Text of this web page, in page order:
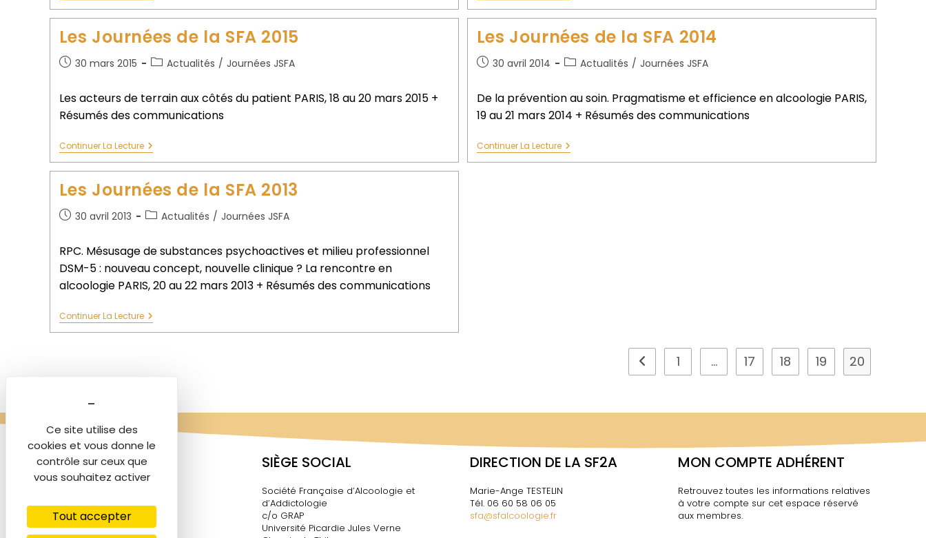
Ce site utilise des
cookies et vous donne le
contrôle sur ceux que
vous souhaitez activer
Tout accepter
Les Journées de la SFA 2015
30 mars 2015 Actualités / Journées JSFA
Les acteurs de terrain aux côtés du patient PARIS, 18 au 20 mars 2015 +
Résumés des communications
Continuer La Lecture
Les Journées de la SFA 2014
30 avril 2014 Actualités / Journées JSFA
De la prévention au soin. Pragmatisme et efficience en alcoologie PARIS,
19 au 21 mars 2014 + Résumés des communications
Continuer La Lecture
Les Journées de la SFA 2013
30 avril 2013 Actualités / Journées JSFA
RPC. Mésusage de substances psychoactives et milieu professionnel
DSM-5 : nouveau concept, nouvelle clinique ? La rencontre en
alcoologie PARIS, 20 au 22 mars 2013 + Résumés des communications
Continuer La Lecture
1 … 17 18 19 20
SIÈGE SOCIAL
Société Française d’Alcoologie et
d’Addictologie
c/o GRAP
Université Picardie Jules Verne
DIRECTION DE LA SF2A
Marie-Ange TESTELIN
Tél. 06 60 58 06 05
sfa@sfalcoologie.fr
MON COMPTE ADHÉRENT
Retrouvez toutes les informations relatives
à votre compte sur cet espace réservé
aux membres.